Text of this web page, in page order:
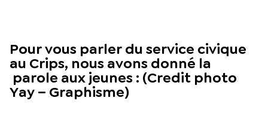
Pour vous parler du service civique
au Crips, nous avons donné la
parole aux jeunes : (Credit photo
Yay – Graphisme)